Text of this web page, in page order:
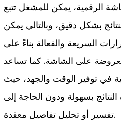
الرقمية، يمكن للمشغل تتبع
بشكل دقيق، وبالتالي يمكن
السريعة والفعالة بناءً على
على الشاشة. كما تساعد
في توفير الوقت والجهد، حيث
بسهولة ودون الحاجة إلى
تفسير أو تحليل تفاصيل معقدة.